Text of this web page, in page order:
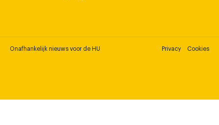
Onafhankelijk nieuws voor de HU Privacy Cookies